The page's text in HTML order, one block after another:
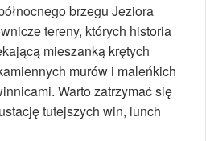
brzegu Jeziora
tereny, których historia
mieszanką krętych
murów i maleńkich
Warto zatrzymać się
tutejszych win, lunch